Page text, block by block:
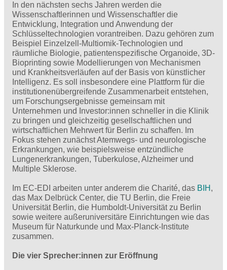
In den nächsten sechs Jahren werden die
Wissenschaftlerinnen und Wissenschaftler die
Entwicklung, Integration und Anwendung der
Schlüsseltechnologien vorantreiben. Dazu gehören zum
Beispiel Einzelzell-Multiomik-Technologien und
räumliche Biologie, patientenspezifische Organoide, 3D-
Bioprinting sowie Modellierungen von Mechanismen
und Krankheitsverläufen auf der Basis von künstlicher
Intelligenz. Es soll insbesondere eine Plattform für die
institutionenübergreifende Zusammenarbeit entstehen,
um Forschungsergebnisse gemeinsam mit
Unternehmen und Investor:innen schneller in die Klinik
zu bringen und gleichzeitig gesellschaftlichen und
wirtschaftlichen Mehrwert für Berlin zu schaffen. Im
Fokus stehen zunächst Atemwegs- und neurologische
Erkrankungen, wie beispielsweise entzündliche
Lungenerkrankungen, Tuberkulose, Alzheimer und
Multiple Sklerose.
Im EC-EDI arbeiten unter anderem die Charité, das BIH ,
das Max Delbrück Center, die TU Berlin, die Freie
Universität Berlin, die Humboldt-Universität zu Berlin
sowie weitere außeruniversitäre Einrichtungen wie das
Museum für Naturkunde und Max-Planck-Institute
zusammen.
Die vier Sprecher:innen zur Eröffnung